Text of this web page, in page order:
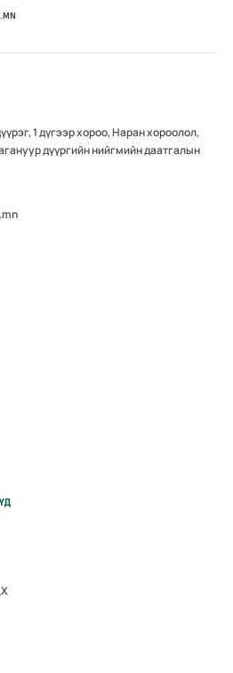
1 дүгээр хороо, Наран хороолол,
дүүргийн нийгмийн даатгалын